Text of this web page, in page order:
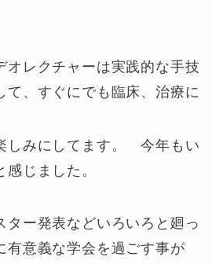
オレクチャーは実践的な手技
て、すぐにでも臨床、治療に
しみにしてます。 今年もい
じました。
ター発表などいろいろと廻っ
有意義な学会を過ごす事が